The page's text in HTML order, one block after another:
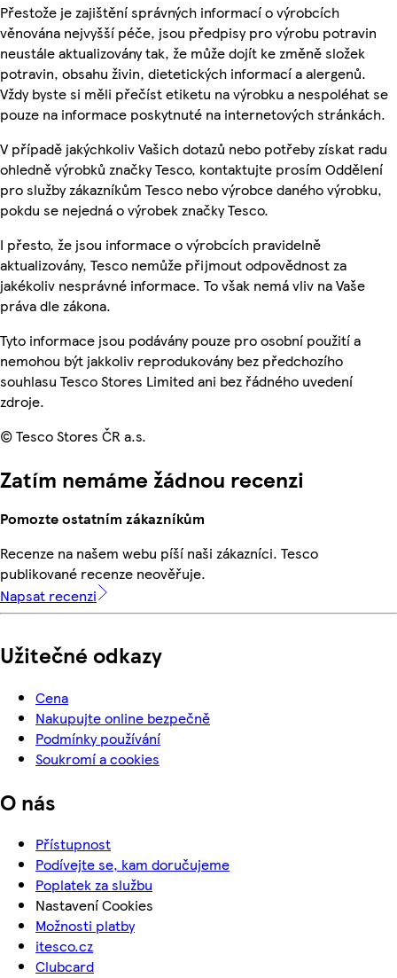
Přestože je zajištění správných informací o výrobcích
věnována nejvyšší péče, jsou předpisy pro výrobu potravin
neustále aktualizovány tak, že může dojít ke změně složek
potravin, obsahu živin, dietetických informací a alergenů.
Vždy byste si měli přečíst etiketu na výrobku a nespoléhat se
pouze na informace poskytnuté na internetových stránkách.
V případě jakýchkoliv Vašich dotazů nebo potřeby získat radu
ohledně výrobků značky Tesco, kontaktujte prosím Oddělení
pro služby zákazníkům Tesco nebo výrobce daného výrobku,
pokdu se nejedná o výrobek značky Tesco.
I přesto, že jsou informace o výrobcích pravidelně
aktualizovány, Tesco nemůže přijmout odpovědnost za
jakékoliv nesprávné informace. To však nemá vliv na Vaše
práva dle zákona.
Tyto informace jsou podávány pouze pro osobní použití a
nemohou být jakkoliv reprodukovány bez předchozího
souhlasu Tesco Stores Limited ani bez řádného uvedení
zdroje.
© Tesco Stores ČR a.s.
Zatím nemáme žádnou recenzi
Pomozte ostatním zákazníkům
Recenze na našem webu píší naši zákazníci. Tesco
publikované recenze neověřuje.
Napsat recenzi
Užitečné odkazy
Cena
Nakupujte online bezpečně
Podmínky používání
Soukromí a cookies
O nás
Přístupnost
Podívejte se, kam doručujeme
Poplatek za službu
Nastavení Cookies
Možnosti platby
itesco.cz
Clubcard